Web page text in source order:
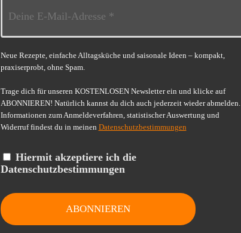
Neue Rezepte, einfache Alltagsküche und saisonale Ideen – kompakt,
praxiserprobt, ohne Spam.
Trage dich für unseren KOSTENLOSEN Newsletter ein und klicke auf
ABONNIEREN! Natürlich kannst du dich auch jederzeit wieder abmelden.
Informationen zum Anmeldeverfahren, statistischer Auswertung und
Widerruf findest du in meinen Datenschutzbestimmungen
Hiermit akzeptiere ich die
Datenschutzbestimmungen